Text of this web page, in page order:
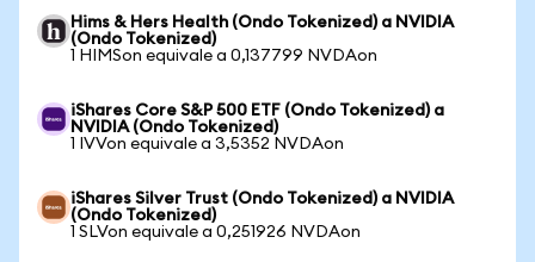
Hims & Hers Health (Ondo Tokenized) a NVIDIA
(Ondo Tokenized)
1 HIMSon equivale a 0,137799 NVDAon
iShares Core S&P 500 ETF (Ondo Tokenized) a
NVIDIA (Ondo Tokenized)
1 IVVon equivale a 3,5352 NVDAon
iShares Silver Trust (Ondo Tokenized) a NVIDIA
(Ondo Tokenized)
1 SLVon equivale a 0,251926 NVDAon